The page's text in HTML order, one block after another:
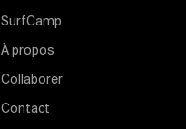
SurfCamp
À propos
Collaborer
Contact